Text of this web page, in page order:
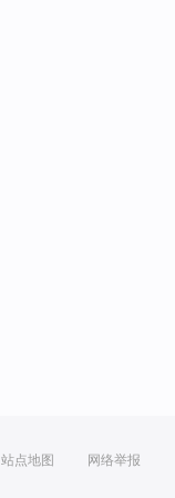
站点地图 网络举报